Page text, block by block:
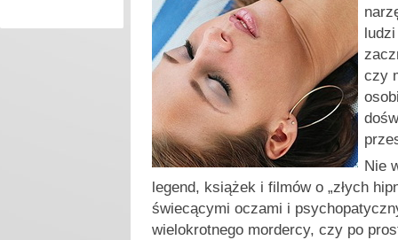
czy
Nie
legend, książek i filmów o „złych
świecącymi oczami i
wielokrotnego mordercy, czy po